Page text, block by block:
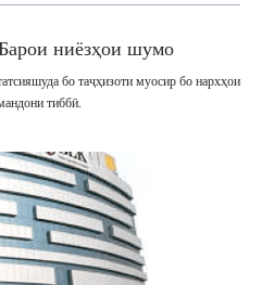
ниёзҳои шумо
бо таҷҳизоти муосир бо нархҳои
тиббӣ.